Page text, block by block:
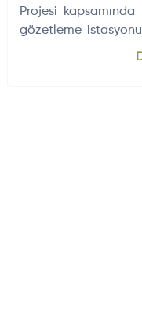
Projesi
gözetleme
2026’nın ikinci